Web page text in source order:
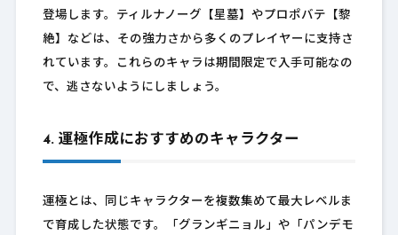
登場します。ティルナノーグ【星墓】やプロポバテ【黎
絶】などは、その強力さから多くのプレイヤーに支持さ
れています。これらのキャラは期間限定で入手可能なの
で、逃さないようにしましょう。
4. 運極作成におすすめのキャラクター
運極とは、同じキャラクターを複数集めて最大レベルま
で育成した状態です。「グランギニョル」や「パンデモ